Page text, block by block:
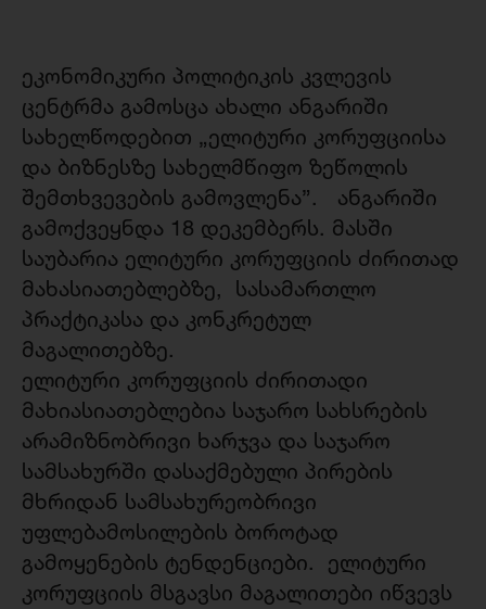
ეკონომიკური პოლიტიკის კვლევის
ცენტრმა გამოსცა ახალი ანგარიში
სახელწოდებით „ელიტური კორუფციისა
და ბიზნესზე სახელმწიფო ზეწოლის
შემთხვევების გამოვლენა”.
ანგარიში
გამოქვეყნდა 18 დეკემბერს. მასში
საუბარია ელიტური კორუფციის ძირითად
მახასიათებლებზე, სასამართლო
პრაქტიკასა და კონკრეტულ
მაგალითებზე.
ელიტური კორუფციის ძირითადი
მახიასიათებლებია საჯარო სახსრების
არამიზნობრივი ხარჯვა და საჯარო
სამსახურში დასაქმებული პირების
მხრიდან სამსახურეობრივი
უფლებამოსილების ბოროტად
გამოყენების ტენდენციები. ელიტური
კორუფციის მსგავსი მაგალითები იწვევს